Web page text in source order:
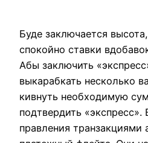
Буде заключается
спокойно ставки
Абы заключить
выкарабкать несколько
кивнуть необходимую
подтвердить
правления транзакциями